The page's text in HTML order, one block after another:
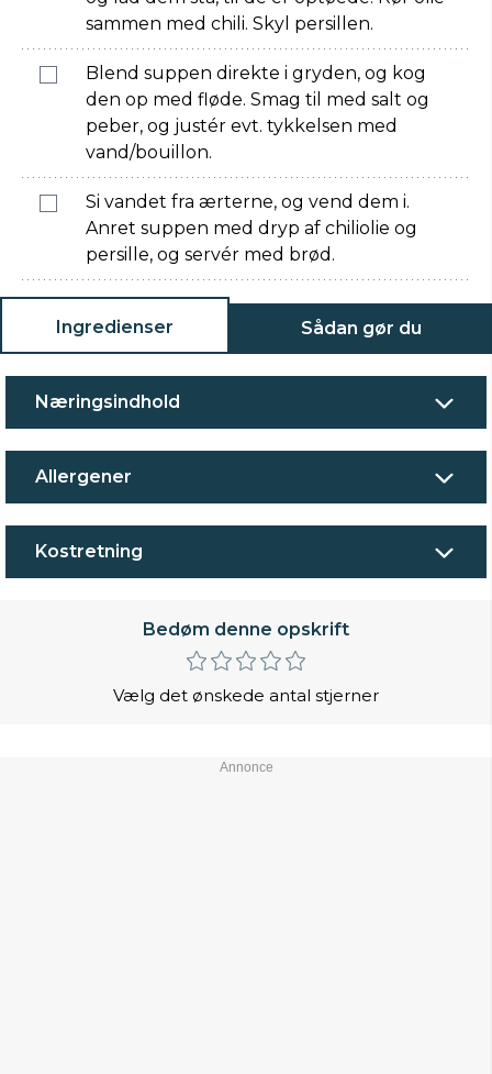
sammen med chili. Skyl persillen.
Blend suppen direkte i gryden, og kog
den op med fløde. Smag til med salt og
peber, og justér evt. tykkelsen med
vand/bouillon.
Si vandet fra ærterne, og vend dem i.
Anret suppen med dryp af chiliolie og
persille, og servér med brød.
Ingredienser Sådan gør du
Næringsindhold
Allergener
Kostretning
Bedøm denne opskrift
Vælg det ønskede antal stjerner